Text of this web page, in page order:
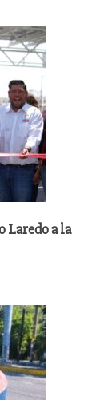
Laredo a la